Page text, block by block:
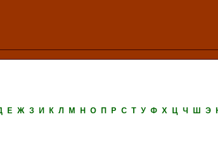
Е Ж З И К Л М Н О П Р С Т У Ф Х Ц Ч Ш Э